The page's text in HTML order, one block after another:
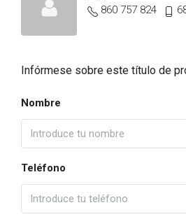
860 757 824
Infórmese sobre este título de
Nombre
Teléfono